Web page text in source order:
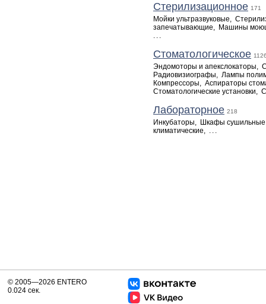
Стерилизационное 171
Мойки ультразвуковые,
запечатывающие, Машины
...
Стоматологическое
Эндомоторы и апекслокаторы,
Радиовизиографы, Лампы
Компрессоры, Аспираторы
Стоматологические установки,
Лабораторное 218
Инкубаторы, Шкафы сушильные
климатические, ...
© 2005—2026 ENTERO
0.024 сек.